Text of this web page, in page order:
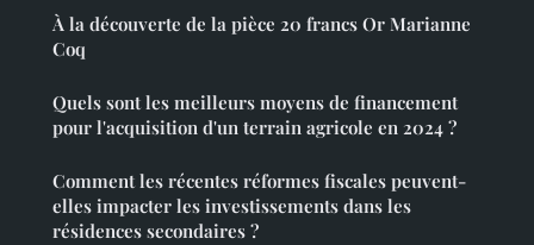
À la découverte de la pièce 20 francs Or Marianne
Coq
Quels sont les meilleurs moyens de financement
pour l'acquisition d'un terrain agricole en 2024 ?
Comment les récentes réformes fiscales peuvent-
elles impacter les investissements dans les
résidences secondaires ?